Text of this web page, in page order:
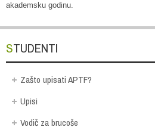
akademsku godinu.
STUDENTI
Zašto upisati APTF?
Upisi
Vodič za brucoše